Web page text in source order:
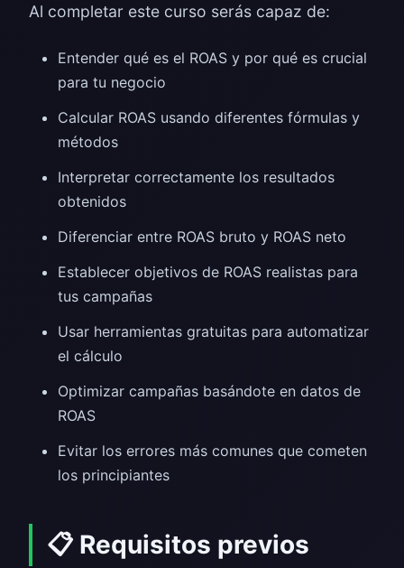
Al completar este curso serás capaz de:
Entender qué es el ROAS y por qué es crucial
para tu negocio
Calcular ROAS usando diferentes fórmulas y
métodos
Interpretar correctamente los resultados
obtenidos
Diferenciar entre ROAS bruto y ROAS neto
Establecer objetivos de ROAS realistas para
tus campañas
Usar herramientas gratuitas para automatizar
el cálculo
Optimizar campañas basándote en datos de
ROAS
Evitar los errores más comunes que cometen
los principiantes
📋 Requisitos previos